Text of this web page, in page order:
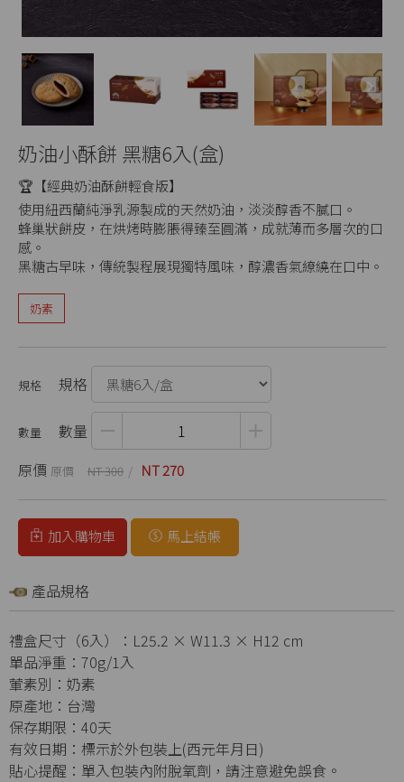
Next
奶油小酥餅 黑糖6入(盒)
🏆【經典奶油酥餅輕食版】
使用紐西蘭純淨乳源製成的天然奶油，淡淡醇香不膩口。
蜂巢狀餅皮，在烘烤時膨脹得臻至圓滿，成就薄而多層次的口
感。
黑糖古早味，傳統製程展現獨特風味，醇濃香氣繚繞在口中。
奶素
規格
數量
原價
NT 300 NT 270
加入購物車 馬上結帳
產品規格
禮盒尺寸（6入）：L25.2 × W11.3 × H12 cm
單品淨重：70g/1入
葷素別：奶素
原產地：台灣
保存期限：40天
有效日期：標示於外包裝上(西元年月日)
貼心提醒：單入包裝內附脫氧劑，請注意避免誤食。